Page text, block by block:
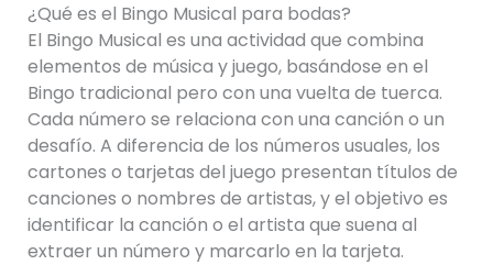
¿Qué es el Bingo Musical para bodas?
El Bingo Musical es una actividad que combina
elementos de música y juego, basándose en el
Bingo tradicional pero con una vuelta de tuerca.
Cada número se relaciona con una canción o un
desafío. A diferencia de los números usuales, los
cartones o tarjetas del juego presentan títulos de
canciones o nombres de artistas, y el objetivo es
identificar la canción o el artista que suena al
extraer un número y marcarlo en la tarjeta.